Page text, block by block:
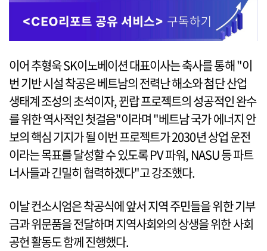
이어 추형욱 SK이노베이션 대표이사는 축사를 통해 "이
번 기반 시설 착공은 베트남의 전력난 해소와 첨단 산업
생태계 조성의 초석이자, 뀐랍 프로젝트의 성공적인 완수
를 위한 역사적인 첫걸음"이라며 "베트남 국가 에너지 안
보의 핵심 기지가 될 이번 프로젝트가 2030년 상업 운전
이라는 목표를 달성할 수 있도록 PV 파워, NASU 등 파트
너사들과 긴밀히 협력하겠다"고 강조했다.
이날 컨소시엄은 착공식에 앞서 지역 주민들을 위한 기부
금과 위문품을 전달하며 지역사회와의 상생을 위한 사회
공헌 활동도 함께 진행했다.